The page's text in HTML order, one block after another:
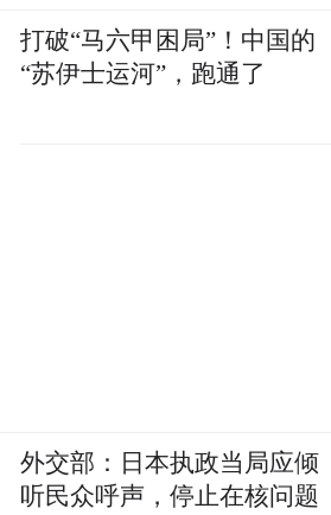
打破“马六甲困局”！中国的
“苏伊士运河”，跑通了
外交部：日本执政当局应倾
听民众呼声，停止在核问题